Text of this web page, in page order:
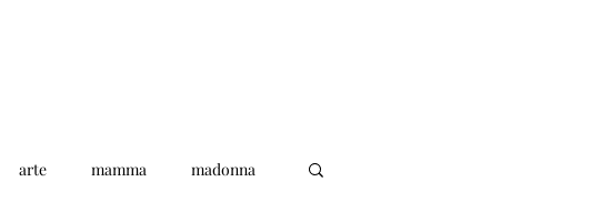
arte mamma madonna